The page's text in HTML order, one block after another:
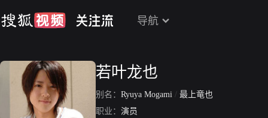
导航
若叶龙也
别名： Ryuya Mogami / 最上竜也
职业： 演员